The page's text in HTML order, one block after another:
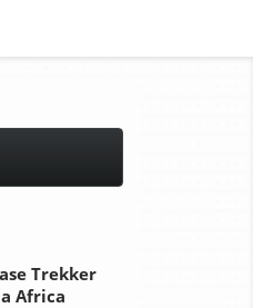
Trekker
Africa